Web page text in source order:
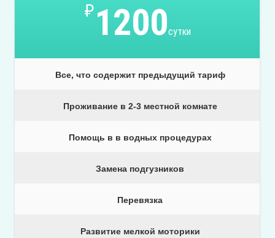
₽1200сутки
Все, что содержит предыдущий тариф
Проживание в 2-3 местной комнате
Помощь в в водных процедурах
Замена подгузников
Перевязка
Развитие мелкой моторики